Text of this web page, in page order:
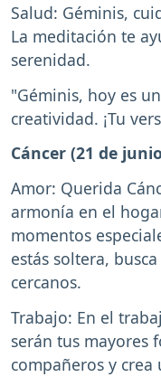
Salud: Géminis,
La meditación te
serenidad.
"Géminis, hoy es
creatividad. ¡Tu
Cáncer (21 de
Amor: Querida
armonía en el
momentos
estás soltera,
cercanos.
Trabajo: En el
serán tus mayores
compañeros y